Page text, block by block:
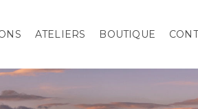
ATELIERS BOUTIQUE